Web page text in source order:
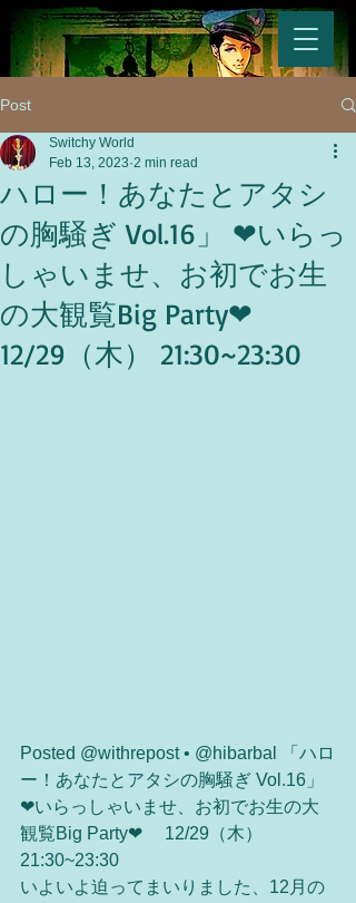
Post
ハロー！あなたとアタシ
の胸騒ぎ Vol.16」 ❤︎いらっ
しゃいませ、お初でお生
の大観覧Big Party❤︎
12/29（木） 21:30~23:30
Switchy World
Feb 13, 2023 2 min read
Posted @withrepost • @hibarbal 「ハロ
ー！あなたとアタシの胸騒ぎ Vol.16」
❤︎いらっしゃいませ、お初でお生の大
観覧Big Party❤︎　 12/29（木）
21:30~23:30
いよいよ迫ってまいりました、12月の